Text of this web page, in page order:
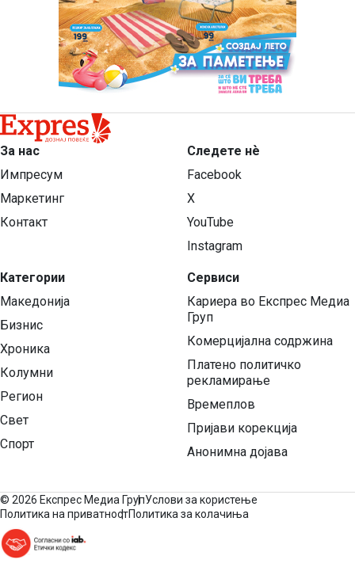
За нас
Импресум
Маркетинг
Контакт
Категории
Македонија
Бизнис
Хроника
Колумни
Регион
Свет
Спорт
Следете нѐ
Facebook
X
YouTube
Instagram
Сервиси
Кариера во Експрес Медиа
Груп
Комерцијална содржина
Платено политичко
рекламирање
Времеплов
Пријави корекција
Анонимна дојава
© 2026 Експрес Медиа ГрупУслови за користење
Политика на приватностПолитика за колачиња